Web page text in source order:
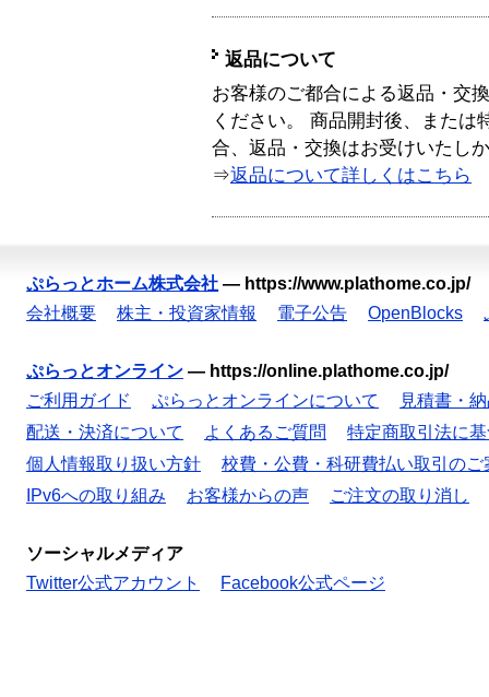
返品について
お客様のご都合による返品・交
ください。 商品開封後、または
合、返品・交換はお受けいたし
⇒返品について詳しくはこちら
ぷらっとホーム株式会社 — https://www.plathome.co.jp/
会社概要
株主・投資家情報 電子公告 OpenBlocks
ぷらっとオンライン — https://online.plathome.co.jp/
ご利用ガイド
ぷらっとオンラインについて
見積書・
配送・決済について
よくあるご質問
特定商取引法に
個人情報取り扱い方針
校費・公費・科研費払い取引のご
IPv6への取り組み
お客様からの声 ご注文の取り消し
ソーシャルメディア
Twitter公式アカウント
Facebook公式ページ